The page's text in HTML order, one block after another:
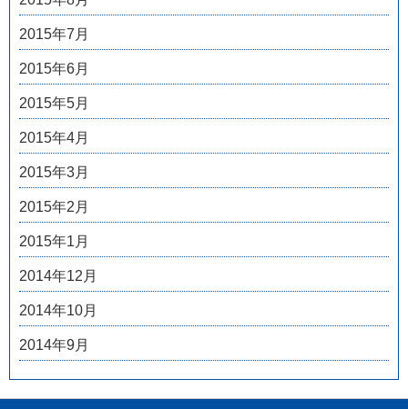
2015年7月
2015年6月
2015年5月
2015年4月
2015年3月
2015年2月
2015年1月
2014年12月
2014年10月
2014年9月